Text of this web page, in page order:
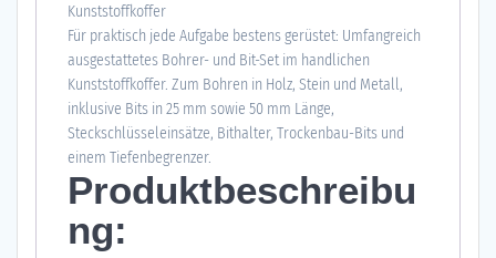
Kunststoffkoffer
Für praktisch jede Aufgabe bestens gerüstet: Umfangreich
ausgestattetes Bohrer- und Bit-Set im handlichen
Kunststoffkoffer. Zum Bohren in Holz, Stein und Metall,
inklusive Bits in 25 mm sowie 50 mm Länge,
Steckschlüsseleinsätze, Bithalter, Trockenbau-Bits und
einem Tiefenbegrenzer.
Produktbeschreibu
ng: